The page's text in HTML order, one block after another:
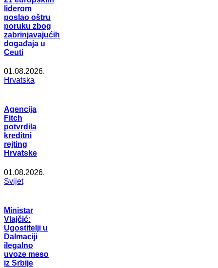
liderom
poslao oštru
poruku zbog
zabrinjavajućih
događaja u
Ceuti
01.08.2026.
Hrvatska
Agencija
Fitch
potvrdila
kreditni
rejting
Hrvatske
01.08.2026.
Svijet
Ministar
Vlajčić:
Ugostitelji u
Dalmaciji
ilegalno
uvoze meso
iz Srbije